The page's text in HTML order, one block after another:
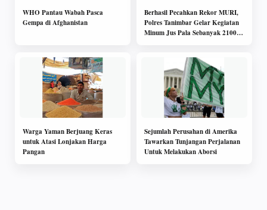
WHO Pantau Wabah Pasca
Gempa di Afghanistan
Berhasil Pecahkan Rekor MURI,
Polres Tanimbar Gelar Kegiatan
Minum Jus Pala Sebanyak 2100
Warga Yaman Berjuang Keras
untuk Atasi Lonjakan Harga
Pangan
Sejumlah Perusahan di Amerika
Tawarkan Tunjangan Perjalanan
Untuk Melakukan Aborsi